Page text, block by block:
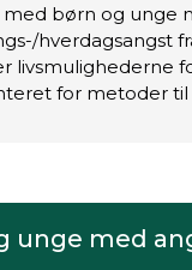
børn og unge
hverdagsangst
livsmulighederne
for metoder
unge med